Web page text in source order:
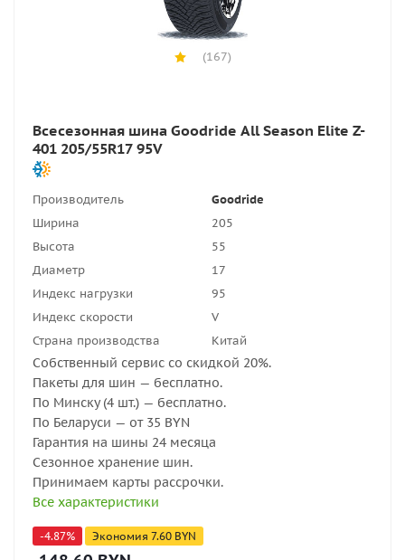
(167)
Всесезонная шина Goodride All Season Elite Z-
401 205/55R17 95V
Производитель
Goodride
Ширина
205
Высота
55
Диаметр
17
Индекс нагрузки
95
Индекс скорости
V
Страна производства
Китай
Собственный сервис со скидкой 20%.
Пакеты для шин — бесплатно.
По Минску (4 шт.) — бесплатно.
По Беларуси — от 35 BYN
Гарантия на шины 24 месяца
Сезонное хранение шин.
Принимаем карты рассрочки.
Все характеристики
-4.87% Экономия 7.60 BYN